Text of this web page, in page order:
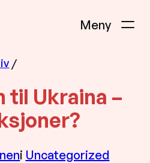
/
til Ukraina –
i Uncategorized